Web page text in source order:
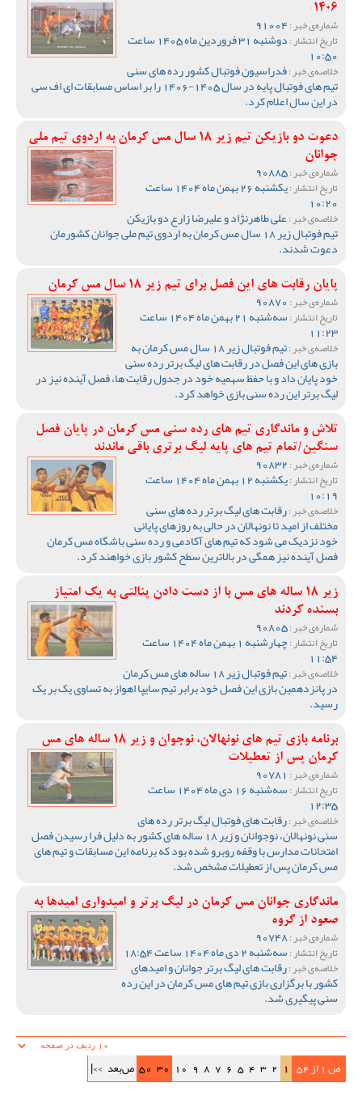
1406
شماره‌ی خبر :
تاریخ انتشار : دوشنبه 31 فروردین ماه 1405 ساعت
10:50
خلاصه‌ی خبر :فدراسیون فوتبال کشور رده های سنی
تیم های فوتبال پایه در سال 1405-1406 را بر اساس مسابقات ای اف سی
در این سال اعلام کرد.
دعوت دو بازیکن تیم زیر 18 سال مس کرمان به اردوی تیم ملی
جوانان
شماره‌ی خبر :
تاریخ انتشار : یکشنبه 26 بهمن ماه 1404 ساعت
10:20
خلاصه‌ی خبر :علی طاهرنژاد و علیرضا زارع دو بازیکن
تیم فوتبال زیر 18 سال مس کرمان به اردوی تیم ملی جوانان کشورمان
دعوت شدند.
پایان رقابت های این فصل برای تیم زیر 18 سال مس کرمان
شماره‌ی خبر :
تاریخ انتشار : سه‌شنبه 21 بهمن ماه 1404 ساعت
11:23
خلاصه‌ی خبر : تیم فوتبال زیر 18 سال مس کرمان به
بازی های این فصل در رقابت های لیگ برتر رده سنی
خود پایان داد و با حفظ سهمیه خود در جدول رقابت ها، فصل آینده نیز در
لیگ برتر این رده سنی بازی خواهد کرد.
تلاش و ماندگاری تیم های رده سنی مس کرمان در پایان فصل
سنگین/تمام تیم های پایه لیگ برتری باقی ماندند
شماره‌ی خبر :
تاریخ انتشار : یکشنبه 12 بهمن ماه 1404 ساعت
10:19
خلاصه‌ی خبر :رقابت های لیگ برتر رده های سنی
مختلف از امید تا نونهالان در حالی به روزهای پایانی
خود نزدیک می شود که تیم های آکادمی و رده سنی باشگاه مس کرمان
فصل آینده نیز همگی در بالاترین سطح کشور بازی خواهند کرد.
زیر 18 ساله های مس با از دست دادن پنالتی به یک امتیاز
بسنده کردند
شماره‌ی خبر :
تاریخ انتشار : چهارشنبه 1 بهمن ماه 1404 ساعت
11:54
خلاصه‌ی خبر : تیم فوتبال زیر 18 ساله های مس کرمان
در پانزدهمین بازی این فصل خود برابر تیم سایپا اهواز به تساوی یک بر یک
رسید.
برنامه بازی تیم های نونهالان، نوجوان و زیر 18 ساله های مس
کرمان پس از تعطیلات
شماره‌ی خبر :
تاریخ انتشار : سه‌شنبه 16 دی ماه 1404 ساعت
12:35
خلاصه‌ی خبر :رقابت های فوتبال لیگ برتر رده های
سنی نونهالان، نوجوانان و زیر 18 ساله های کشور به دلیل فرا رسیدن فصل
امتحانات مدارس با وقفه روبرو شده بود که برنامه این مسابقات و تیم های
مس کرمان پس از تعطیلات مشخص شد.
ماندگاری جوانان مس کرمان در لیگ برتر و امیدواری امیدها به
صعود از گروه
شماره‌ی خبر :
تاریخ انتشار :سه‌شنبه 2 دی ماه 1404 ساعت 18:54
خلاصه‌ی خبر :رقابت های لیگ برتر جوانان و امیدهای
کشور با برگزاری بازی تیم های مس کرمان در این رده
سنی پیگیری شد.
ص 1 از 54 1
2
3
4
5
6
7
8
9
10
30
50 ص‌بعد >>|